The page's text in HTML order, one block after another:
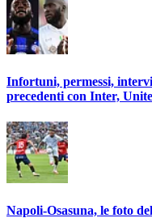
Infortuni, permessi,
precedenti con Inter,
Napoli-Osasuna, le foto